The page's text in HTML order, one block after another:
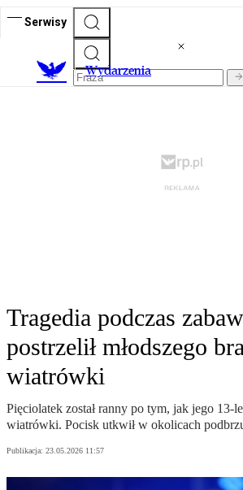
Serwisy
Wydarzenia
Tragedia podczas
postrzelił młodszego
wiatrówki
Pięciolatek został ranny po tym, jak jego 13-
wiatrówki. Pocisk utkwił w okolicach
Publikacja: 23.05.2026 11:57